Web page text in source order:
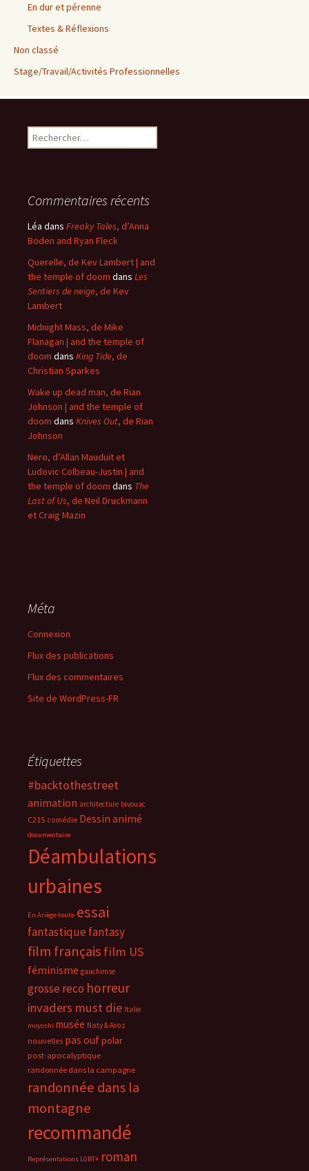
En dur et pérenne
Textes & Réflexions
Non classé
Stage/Travail/Activités Professionnelles
Rechercher :
Commentaires récents
Léa dans Freaky Tales, d’Anna
Boden and Ryan Fleck
Querelle, de Kev Lambert | and
the temple of doom dans Les
Sentiers de neige, de Kev
Lambert
Midnight Mass, de Mike
Flanagan | and the temple of
doom dans King Tide, de
Christian Sparkes
Wake up dead man, de Rian
Johnson | and the temple of
doom dans Knives Out, de Rian
Johnson
Nero, d’Allan Mauduit et
Ludovic Colbeau-Justin | and
the temple of doom dans The
Last of Us, de Neil Druckmann
et Craig Mazin
Méta
Connexion
Flux des publications
Flux des commentaires
Site de WordPress-FR
Étiquettes
#backtothestreet
animation architecture bivouac
C215 comédie Dessin animé
documentaire
Déambulations
urbaines
En Ariège toute essai
fantastiquefantasy
film français film US
féminisme gauchimse
grosse reco horreur
invaders must die Italie
moyoshi musée Noty & Aroz
nouvelles pas oufpolar
post-apocalyptique
randonnée dans la campagne
randonnée dans la
montagne
recommandé
Représentations LGBT+ roman